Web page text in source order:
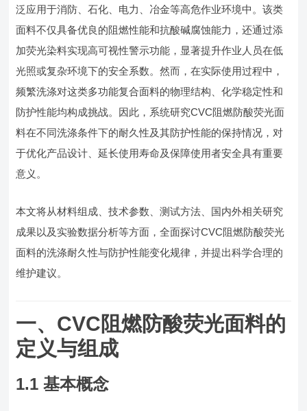
泛应用于消防、石化、电力、冶金等高危作业环境中。该类
面料不仅具备优良的阻燃性能和抗酸碱腐蚀能力，还通过添
加荧光染料实现高可视性警示功能，显著提升作业人员在低
光照或复杂环境下的安全系数。然而，在实际使用过程中，
频繁洗涤对这类多功能复合面料的物理结构、化学稳定性和
防护性能均构成挑战。因此，系统研究CVC阻燃防酸荧光面
料在不同洗涤条件下的耐久性及其防护性能的保持情况，对
于优化产品设计、延长使用寿命及保障使用者安全具有重要
意义。
本文将从材料组成、技术参数、测试方法、国内外相关研究
成果以及实验数据分析等方面，全面探讨CVC阻燃防酸荧光
面料的洗涤耐久性与防护性能变化规律，并提出科学合理的
维护建议。
一、CVC阻燃防酸荧光面料的
定义与组成
1.1 基本概念